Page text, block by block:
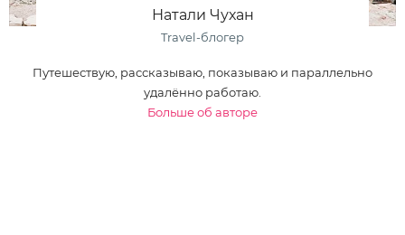
Натали Чухан
Travel-блогер
Путешествую, рассказываю, показываю и параллельно
удалённо работаю.
Больше об авторе